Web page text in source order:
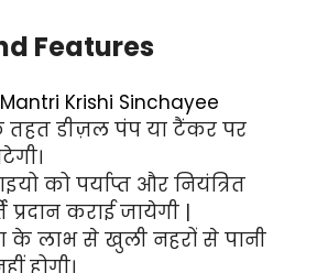
Features
Krishi Sinchayee
डीज़ल पंप या टैंकर पर
को पर्याप्त और नियंत्रित
कराई जायेगी |
के लाभ से खुली नहरों से पानी